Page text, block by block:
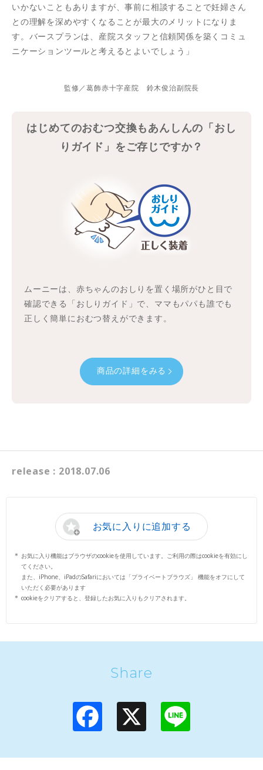
いかないこともありますが、事前に相談することで妊婦さん
との理解を深めやすくなることが最大のメリットになりま
す。バースプランは、産院スタッフと信頼関係を築くコミュ
ニケーションツールと考えるとよいでしょう」
監修／葛飾赤十字産院 鈴木俊治副院長
はじめてのおむつ交換もあんしんの「おし
りガイド」をご存じですか？
ムーニーは、赤ちゃんのおしりを置く場所がひと目で
確認できる「おしりガイド」で、ママもパパも誰でも
正しく簡単におむつ替えができます。
商品の詳細をみる
release : 2018.07.06
お気に入りに追加する
お気に入り機能はブラウザのcookieを使用しています。ご利用の際はcookieを有効にし
てください。
また、iPhone、iPadのSafariにおいては「プライベートブラウズ」 機能をオフにして
いただく必要があります
cookieをクリアすると、登録したお気に入りもクリアされます。
Share
L
e